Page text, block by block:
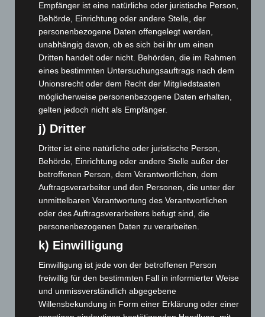
August 2025(90)
Juni 2025(103)
Mai 2025(112)
April 2025(88)
März 2025(111)
Februar 2025(96)
Januar 2025(88)
Dezember 2024(89)
November 2024
(94)
Oktober 2024(93)
September 2024(112)
August 2024(107)
Juli 2024 (89)
Mai 2024(149)
April 2024(102)
März 2024
Empfänger ist eine natürliche oder juristische Person,
Behörde, Einrichtung oder andere Stelle, der
personenbezogene Daten offengelegt werden,
unabhängig davon, ob es sich bei ihr um einen
Dritten handelt oder nicht. Behörden, die im Rahmen
eines bestimmten Untersuchungsauftrags nach dem
Unionsrecht oder dem Recht der Mitgliedstaaten
möglicherweise personenbezogene Daten erhalten,
gelten jedoch nicht als Empfänger.
j) Dritter
Dritter ist eine natürliche oder juristische Person,
Behörde, Einrichtung oder andere Stelle außer der
betroffenen Person, dem Verantwortlichen, dem
Auftragsverarbeiter und den Personen, die unter der
unmittelbaren Verantwortung des Verantwortlichen
oder des Auftragsverarbeiters befugt sind, die
personenbezogenen Daten zu verarbeiten.
k) Einwilligung
Einwilligung ist jede von der betroffenen Person
freiwillig für den bestimmten Fall in informierter Weise
und unmissverständlich abgegebene
Willensbekundung in Form einer Erklärung oder einer